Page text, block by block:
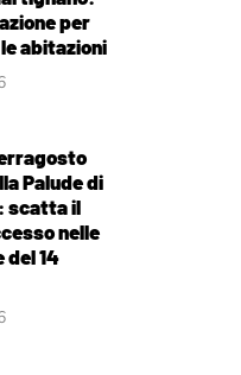
per
abitazioni
Palude di
scatta il
nelle
del 14